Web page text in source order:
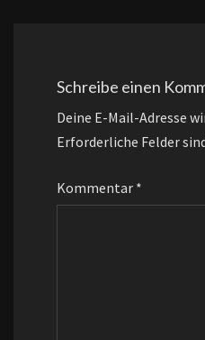
Schreibe einen
Deine E-Mail-Adresse
Erforderliche Felder
Kommentar *